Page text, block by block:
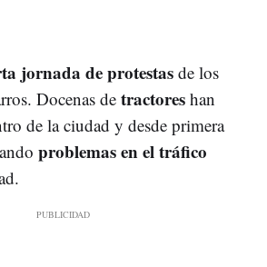
jornada de protestas de los
Docenas de tractores han
de la ciudad y desde primera
problemas en el tráfico